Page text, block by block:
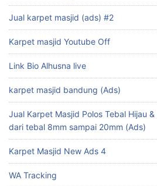
Jual karpet masjid (ads) #2
Karpet masjid Youtube Off
Link Bio Alhusna live
karpet masjid bandung (Ads)
Jual Karpet Masjid Polos Tebal Hijau
dari tebal 8mm sampai 20mm (Ads)
Karpet Masjid New Ads 4
WA Tracking